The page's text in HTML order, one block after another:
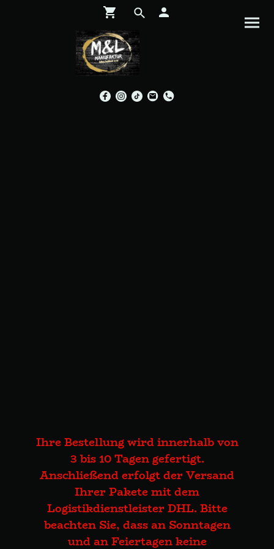
Ihre Bestellung wird innerhalb von
3 bis 10 Tagen gefertigt.
Anschließend erfolgt der Versand
Ihrer Pakete mit dem
Logistikdienstleister DHL. Bitte
beachten Sie, dass an Sonntagen
und an Feiertagen keine